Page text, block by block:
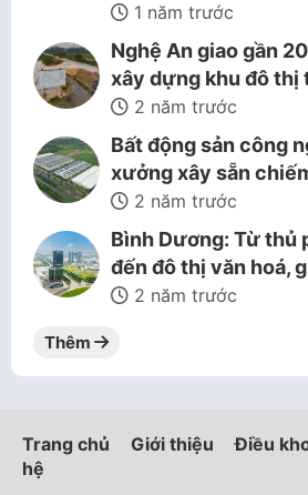
1 năm trước
Nghệ An giao gần
xây dựng khu đô thị
2 năm trước
Bất động sản công
xưởng xây sẵn
2 năm trước
Bình Dương: Từ thủ
đến đô thị văn hoá,
2 năm trước
Thêm
Trang chủ Giới thiệu Điều
hệ